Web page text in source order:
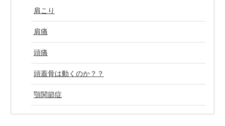
肩こり
肩痛
頭痛
頭蓋骨は動くのか？？
顎関節症